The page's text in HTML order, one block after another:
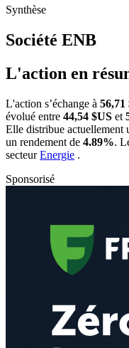
Synthèse
Société ENB
L'action en
L'action s’échange à 56,71
évolué entre 44,54 $US et
Elle distribue actuellement
un rendement de 4.89%.
secteurEnergie .
Sponsorisé